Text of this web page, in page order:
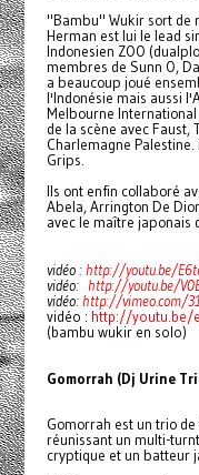
"Bambu" Wukir sort de
Herman est lui le lead
Indonesien ZOO
membres de Sunn O,
a beaucoup joué
l'Indonésie mais aussi
Melbourne
de la scène avec Faust,
Charlemagne
Grips.
Ils ont enfin collaboré
Abela, Arrington De
avec le maître japonais
vidéo : http://youtu.be/
vidéo: http://youtu.be/
vidéo: http://vimeo.com/
vidéo : http://youtu.be/
(bambu wukir en solo)
Gomorrah (Dj Urine
Gomorrah est un trio
réunissant un multi-
cryptique et un batteur